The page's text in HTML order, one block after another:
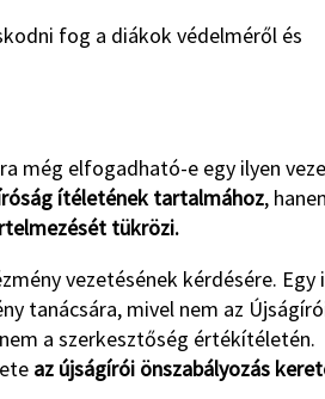
fog a diákok védelméről és
még elfogadható-e egy ilyen
ítéletének tartalmához,
tükrözi.
vezetésének kérdésére. Egy
tanácsára, mivel nem az
a szerkesztőség értékítéletén.
az újságírói önszabályozás